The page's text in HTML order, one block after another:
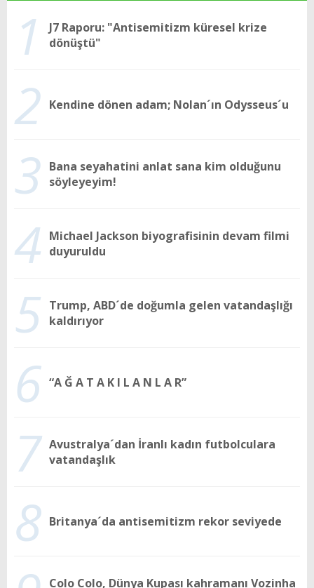
1
J7 Raporu: "Antisemitizm küresel krize
dönüştü"
2 Kendine dönen adam; Nolan´ın Odysseus´u
3 Bana seyahatini anlat sana kim olduğunu
söyleyeyim!
4 Michael Jackson biyografisinin devam filmi
duyuruldu
5 Trump, ABD´de doğumla gelen vatandaşlığı
kaldırıyor
6 “A Ğ A T A K I L A N L A R”
7 Avustralya´dan İranlı kadın futbolculara
vatandaşlık
8 Britanya´da antisemitizm rekor seviyede
Colo Colo, Dünya Kupası kahramanı Vozinha